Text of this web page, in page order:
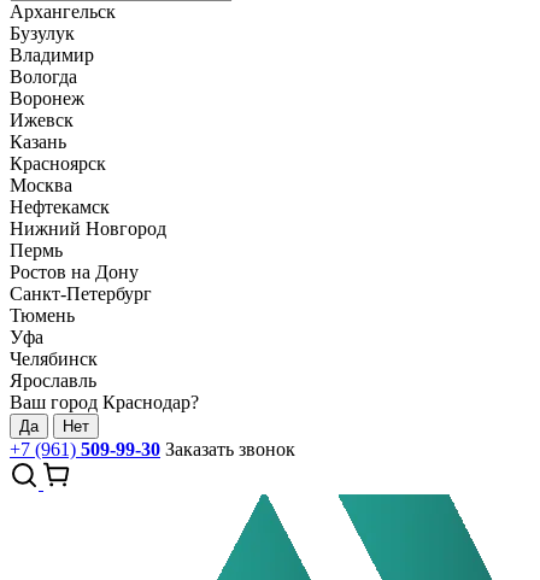
Архангельск
Бузулук
Владимир
Вологда
Воронеж
Ижевск
Казань
Красноярск
Москва
Нефтекамск
Нижний Новгород
Пермь
Ростов на Дону
Санкт-Петербург
Тюмень
Уфа
Челябинск
Ярославль
Ваш город Краснодар?
Да Нет
+7 (961) 509-99-30 Заказать звонок